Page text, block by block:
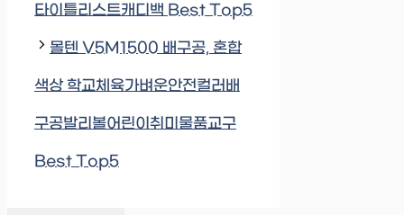
타이틀리스트캐디백 Best Top5
몰텐 V5M1500 배구공, 혼합
색상 학교체육가벼운안전컬러배
구공발리볼어린이취미물품교구
Best Top5